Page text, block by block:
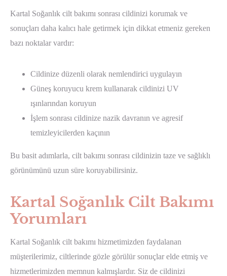
Kartal Soğanlık cilt bakımı sonrası cildinizi korumak ve
sonuçları daha kalıcı hale getirmek için dikkat etmeniz gereken
bazı noktalar vardır:
Cildinize düzenli olarak nemlendirici uygulayın
Güneş koruyucu krem kullanarak cildinizi UV
ışınlarından koruyun
İşlem sonrası cildinize nazik davranın ve agresif
temizleyicilerden kaçının
Bu basit adımlarla, cilt bakımı sonrası cildinizin taze ve sağlıklı
görünümünü uzun süre koruyabilirsiniz.
Kartal Soğanlık Cilt Bakımı
Yorumları
Kartal Soğanlık cilt bakımı hizmetimizden faydalanan
müşterilerimiz, ciltlerinde gözle görülür sonuçlar elde etmiş ve
hizmetlerimizden memnun kalmışlardır. Siz de cildinizi